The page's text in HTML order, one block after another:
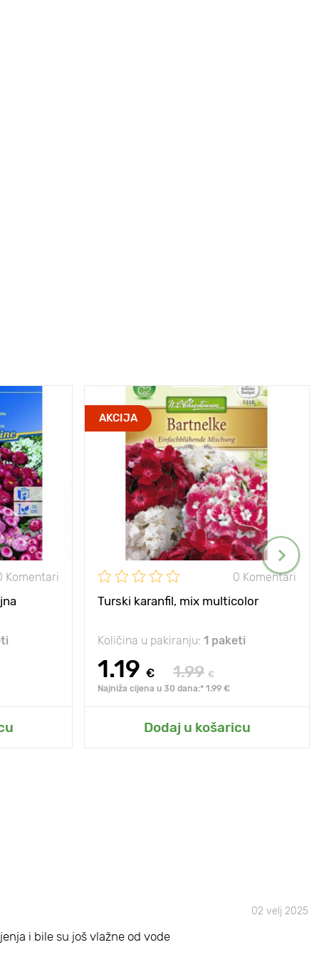
Komentari
AKCIJA
0 Komentari
Turski karanfil, mix multicolor
Količina u pakiranju: 1 paketi
1.19 € 1.99 €
Najniža cijena u 30 dana:* 1.99 €
Dodaj u košaricu
02 velj 2025
i bile su još vlažne od vode